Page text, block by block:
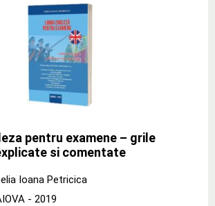
pentru examene – grile
si comentate
Ioana Petricica
- 2019